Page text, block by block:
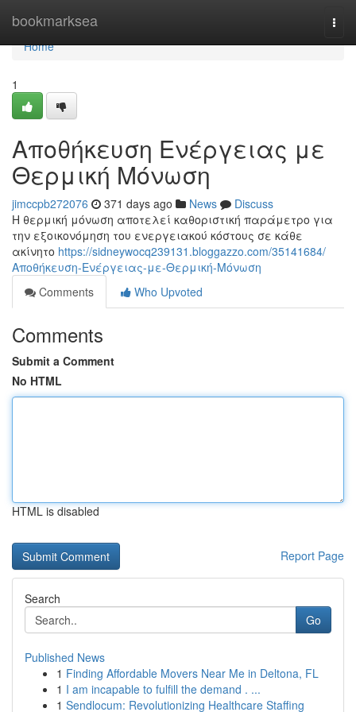
bookmarksea
Home
Home
1
Αποθήκευση Ενέργειας με
Θερμική Μόνωση
jimccpb272076 371 days ago News
Discuss
Η θερμική μόνωση αποτελεί καθοριστική παράμετρο για
την εξοικονόμηση του ενεργειακού κόστους σε κάθε
ακίνητο https://sidneywocq239131.bloggazzo.com/35141684/
Αποθήκευση-Ενέργειας-με-Θερμική-Μόνωση
Comments
Who Upvoted
Comments
Submit a Comment
No HTML
HTML is disabled
Report Page
Search
Go
Published News
1 Finding Affordable Movers Near Me in Deltona, FL
1 I am incapable to fulfill the demand . ...
1 Sendlocum: Revolutionizing Healthcare Staffing